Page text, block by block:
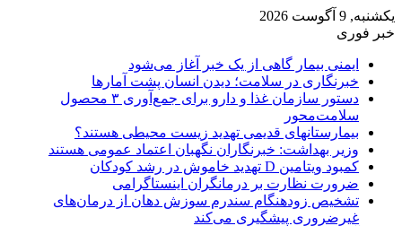
یکشنبه, 9 آگوست 2026
خبر فوری
ایمنی بیمار گاهی از یک خبر آغاز می‌شود
خبرنگاری در سلامت؛ دیدن انسان پشت آمارها
دستور سازمان غذا و دارو برای جمع‌آوری ۳ محصول
سلامت‌محور
بیمارستانهای قدیمی تهدید زیست محیطی هستند؟
وزیر بهداشت: خبرنگاران نگهبان اعتماد عمومی هستند
کمبود ویتامین D تهدید خاموش در رشد کودکان
ضرورت نظارت بر درمانگران اینستاگرامی
تشخیص زودهنگام سندرم سوزش دهان از درمان‌های
غیرضروری پیشگیری می‌کند